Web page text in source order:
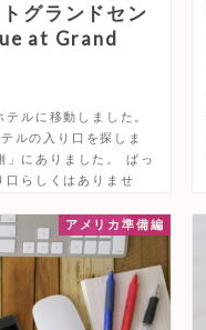
グランドセン
at Grand
ルに移動しました。
ルの入り口を探しま
にありました。 ぱっ
口らしくはありませ
アメリカ準備編